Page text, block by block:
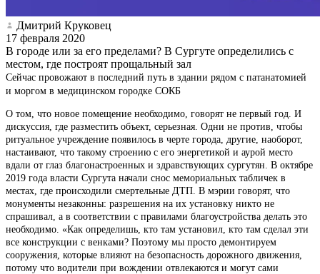
Дмитрий Круковец
17 февраля 2020
В городе или за его пределами? В Сургуте определились с
местом, где построят прощальный зал
Сейчас провожают в последний путь в здании рядом с патанатомией
и моргом в медицинском городке СОКБ
О том, что новое помещение необходимо, говорят не первый год. И
дискуссия, где разместить объект, серьезная. Одни не против, чтобы
ритуальное учреждение появилось в черте города, другие, наоборот,
настаивают, что такому строению с его энергетикой и аурой место
вдали от глаз благонастроенных и здравствующих сургутян. В октябре
2019 года власти Сургута начали снос мемориальных табличек в
местах, где происходили смертельные ДТП. В мэрии говорят, что
монументы незаконны: разрешения на их установку никто не
спрашивал, а в соответствии с правилами благоустройства делать это
необходимо. «Как определишь, кто там установил, кто там сделал эти
все конструкции с венками? Поэтому мы просто демонтируем
сооружения, которые влияют на безопасность дорожного движения,
потому что водители при вождении отвлекаются и могут сами